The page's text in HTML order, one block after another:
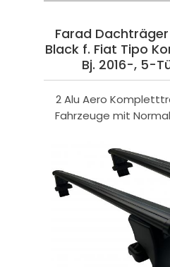
Farad Dachträger
Black f. Fiat Tipo
Bj. 2016-, 5-
2 Alu Aero
Fahrzeuge mit